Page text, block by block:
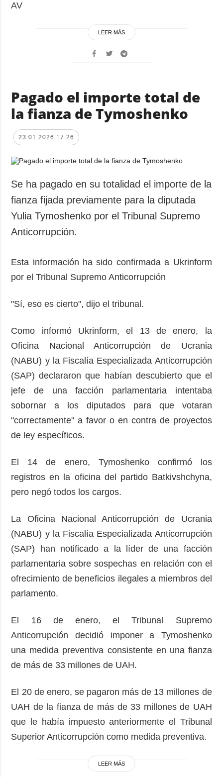
AV
LEER MÁS
Pagado el importe total de
la fianza de Tymoshenko
23.01.2026 17:26
Se ha pagado en su totalidad el importe de la
fianza fijada previamente para la diputada
Yulia Tymoshenko por el Tribunal Supremo
Anticorrupción.
Esta información ha sido confirmada a Ukrinform
por el Tribunal Supremo Anticorrupción
"Sí, eso es cierto", dijo el tribunal.
Como informó Ukrinform, el 13 de enero, la
Oficina Nacional Anticorrupción de Ucrania
(NABU) y la Fiscalía Especializada Anticorrupción
(SAP) declararon que habían descubierto que el
jefe de una facción parlamentaria intentaba
sobornar a los diputados para que votaran
"correctamente" a favor o en contra de proyectos
de ley específicos.
El 14 de enero, Tymoshenko confirmó los
registros en la oficina del partido Batkivshchyna,
pero negó todos los cargos.
La Oficina Nacional Anticorrupción de Ucrania
(NABU) y la Fiscalía Especializada Anticorrupción
(SAP) han notificado a la líder de una facción
parlamentaria sobre sospechas en relación con el
ofrecimiento de beneficios ilegales a miembros del
parlamento.
El 16 de enero, el Tribunal Supremo
Anticorrupción decidió imponer a Tymoshenko
una medida preventiva consistente en una fianza
de más de 33 millones de UAH.
El 20 de enero, se pagaron más de 13 millones de
UAH de la fianza de más de 33 millones de UAH
que le había impuesto anteriormente el Tribunal
Superior Anticorrupción como medida preventiva.
LEER MÁS